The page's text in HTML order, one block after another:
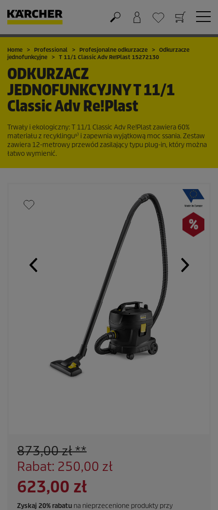
Koszyk
Lista życzeń
Home Professional Profesjonalne odkurzacze
Odkurzacze
jednofunkcyjne
T 11/1 Classic Adv Re!Plast 15272130
ODKURZACZ
JEDNOFUNKCYJNYT 11/1
Classic Adv Re!Plast
Trwały i ekologiczny: T 11/1 Classic Adv Re!Plast zawiera 60%
materiału z recyklingu¹⁾ i zapewnia wyjątkową moc ssania. Zestaw
zawiera 12-metrowy przewód zasilający typu plug-in, który można
łatwo wymienić.
873,00 zł **
Rabat: 250,00 zł
623,00 zł
Zyskaj 20% rabatu na nieprzecenione produkty przy